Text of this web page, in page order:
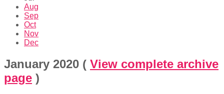
Aug
Sep
Oct
Nov
Dec
January 2020 ( View complete archive
page )